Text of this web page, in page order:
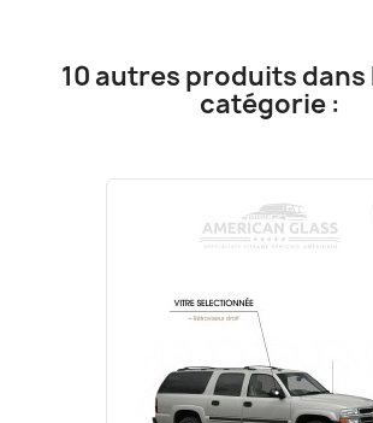
10 autres produits dans
catégorie :